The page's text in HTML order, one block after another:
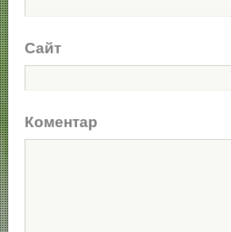
Сайт
Коментар